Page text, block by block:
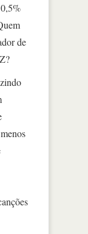
de